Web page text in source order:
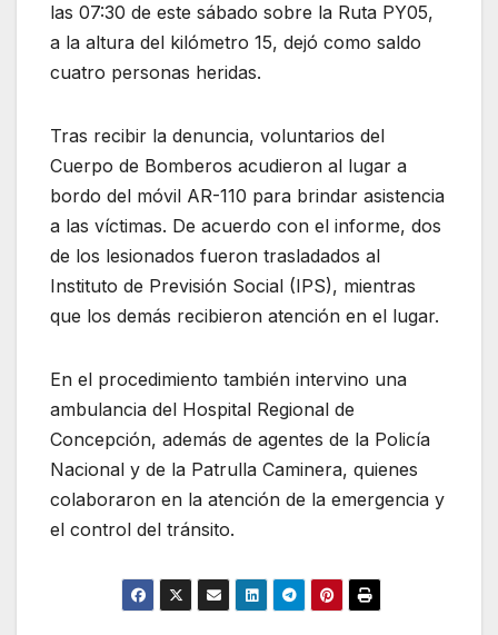
las 07:30 de este sábado sobre la Ruta PY05,
a la altura del kilómetro 15, dejó como saldo
cuatro personas heridas.
Tras recibir la denuncia, voluntarios del
Cuerpo de Bomberos acudieron al lugar a
bordo del móvil AR-110 para brindar asistencia
a las víctimas. De acuerdo con el informe, dos
de los lesionados fueron trasladados al
Instituto de Previsión Social (IPS), mientras
que los demás recibieron atención en el lugar.
En el procedimiento también intervino una
ambulancia del Hospital Regional de
Concepción, además de agentes de la Policía
Nacional y de la Patrulla Caminera, quienes
colaboraron en la atención de la emergencia y
el control del tránsito.